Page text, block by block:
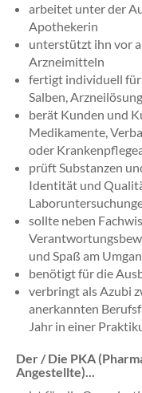
arbeitet unter der
Apothekerin
unterstützt ihn vor
Arzneimitteln
fertigt individuell für
Salben,
berät Kunden und
Medikamente,
oder
prüft Substanzen
Identität und
sollte neben
und Spaß am
benötigt für die
verbringt als Azubi
anerkannten
Jahr in einer
Der / Die PKA
Angestellte)...